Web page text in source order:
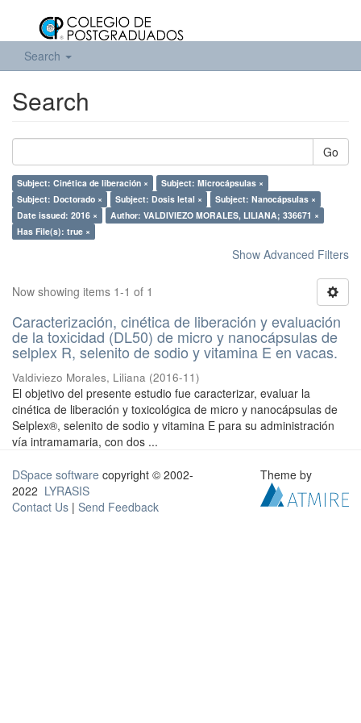
Search
Search
Go
Subject: Cinética de liberación ×
Subject: Microcápsulas ×
Subject: Doctorado ×
Subject: Dosis letal ×
Subject: Nanocápsulas ×
Date issued: 2016 ×
Author: VALDIVIEZO MORALES, LILIANA; 336671 ×
Has File(s): true ×
Show Advanced Filters
Now showing items 1-1 of 1
Caracterización, cinética de liberación y evaluación
de la toxicidad (DL50) de micro y nanocápsulas de
selplex R, selenito de sodio y vitamina E en vacas.
Valdiviezo Morales, Liliana (2016-11)
El objetivo del presente estudio fue caracterizar, evaluar la
cinética de liberación y toxicológica de micro y nanocápsulas de
Selplex®, selenito de sodio y vitamina E para su administración
vía intramamaria, con dos ...
DSpace software copyright © 2002-
2022 LYRASIS
Contact Us | Send Feedback
Theme by